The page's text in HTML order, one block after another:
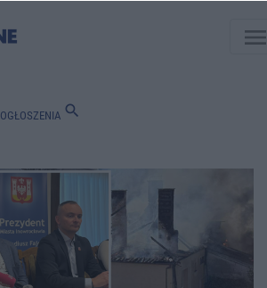
OGŁOSZENIA search